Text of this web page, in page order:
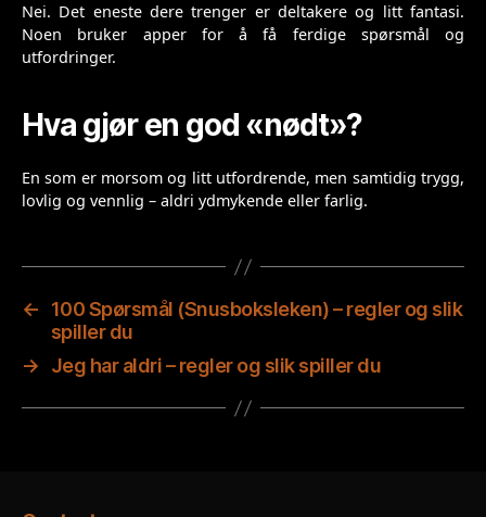
Nei. Det eneste dere trenger er deltakere og litt fantasi.
Noen bruker apper for å få ferdige spørsmål og
utfordringer.
Hva gjør en god «nødt»?
En som er morsom og litt utfordrende, men samtidig trygg,
lovlig og vennlig – aldri ydmykende eller farlig.
←
100 Spørsmål (Snusboksleken) – regler og slik
spiller du
→
Jeg har aldri – regler og slik spiller du